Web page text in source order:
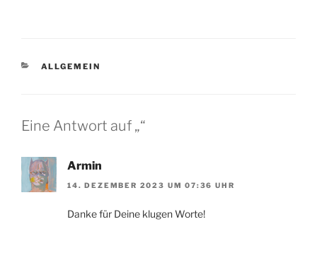
KATEGORIEN
ALLGEMEIN
Eine Antwort auf „“
Armin
14. DEZEMBER 2023 UM 07:36 UHR
Danke für Deine klugen Worte!